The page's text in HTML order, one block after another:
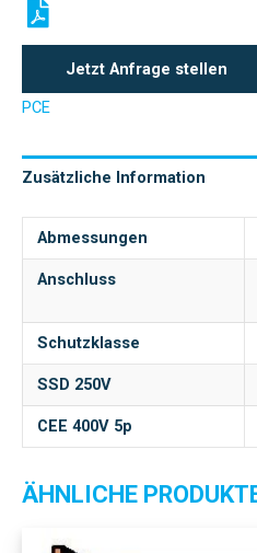
Jetzt Anfrage stellen
PCE
Zusätzliche Information
Abmessungen
Anschluss
Schutzklasse
SSD 250V
CEE 400V 5p
ÄHNLICHE